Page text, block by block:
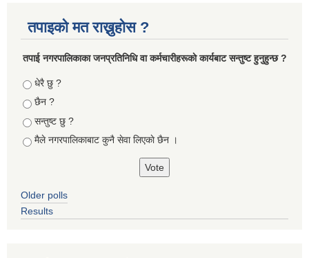
तपाइको मत राख्नुहोस ?
तपा‌ई नगरपालिकाका जनप्रतिनिधि वा कर्मचारीहरूकाे कार्यबाट सन्तुष्ट हुनुहुन्छ ?
Choices
धेरै छु ?
छैन ?
सन्तुष्ट छु ?
मैले नगरपालिकाबाट कुनै सेवा लिएकाे छैन ।
Older polls
Results